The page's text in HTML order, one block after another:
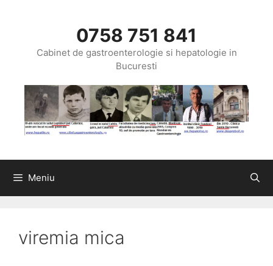
0758 751 841
Cabinet de gastroenterologie si hepatologie in
Bucuresti
Meniu
viremia mica